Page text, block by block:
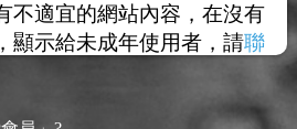
不適宜的網站內容，在沒有
顯示給未成年使用者，請聯
的合作。